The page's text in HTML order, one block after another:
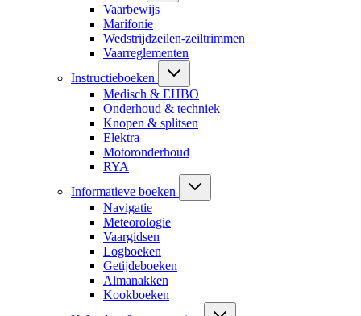
Vaarbewijs
Marifonie
Wedstrijdzeilen-zeiltrimmen
Vaarreglementen
Instructieboeken
Medisch & EHBO
Onderhoud & techniek
Knopen & splitsen
Elektra
Motoronderhoud
RYA
Informatieve boeken
Navigatie
Meteorologie
Vaargidsen
Logboeken
Getijdeboeken
Almanakken
Kookboeken